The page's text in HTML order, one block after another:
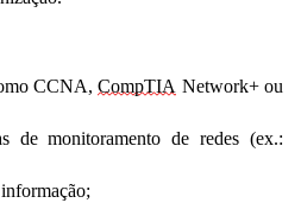
CCNA,CompTIA Network+ ou
de monitoramento de redes (ex.: